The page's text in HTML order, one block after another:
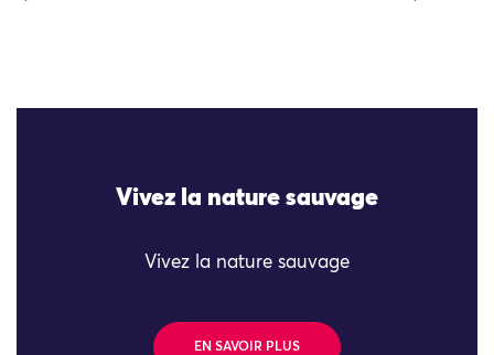
Vivez la nature sauvage
Vivez la nature sauvage
EN SAVOIR PLUS